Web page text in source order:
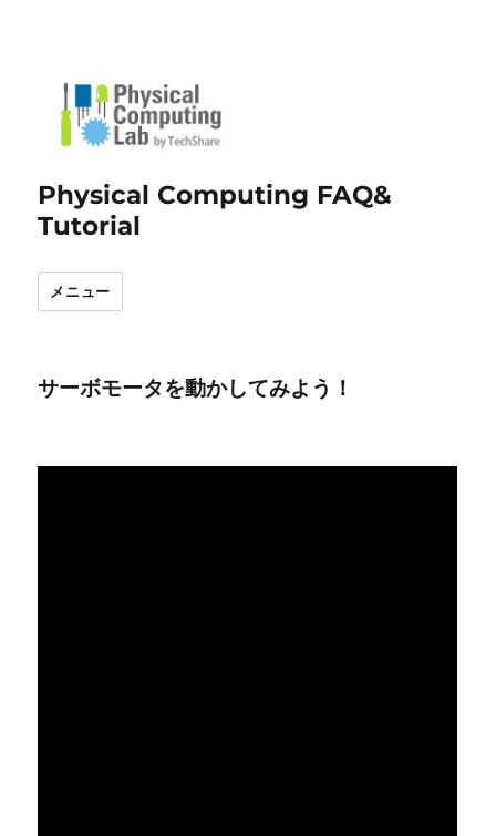
Physical Computing FAQ&
Tutorial
メニュー
サーボモータを動かしてみよう！